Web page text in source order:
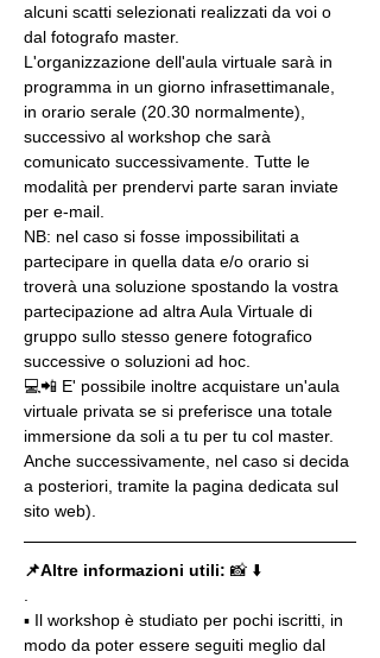
alcuni scatti selezionati realizzati da voi o
dal fotografo master.
L'organizzazione dell'aula virtuale sarà in
programma in un giorno infrasettimanale,
in orario serale (20.30 normalmente),
successivo al workshop che sarà
comunicato successivamente. Tutte le
modalità per prendervi parte saran inviate
per e-mail.
NB: nel caso si fosse impossibilitati a
partecipare in quella data e/o orario si
troverà una soluzione spostando la vostra
partecipazione ad altra Aula Virtuale di
gruppo sullo stesso genere fotografico
successive o soluzioni ad hoc.
💻📲 E' possibile inoltre acquistare un'aula
virtuale privata se si preferisce una totale
immersione da soli a tu per tu col master.
Anche successivamente, nel caso si decida
a posteriori, tramite la pagina dedicata sul
sito web).
📌Altre informazioni utili: 📸 ⬇️
▪️ Il workshop è studiato per pochi iscritti, in
modo da poter essere seguiti meglio dal